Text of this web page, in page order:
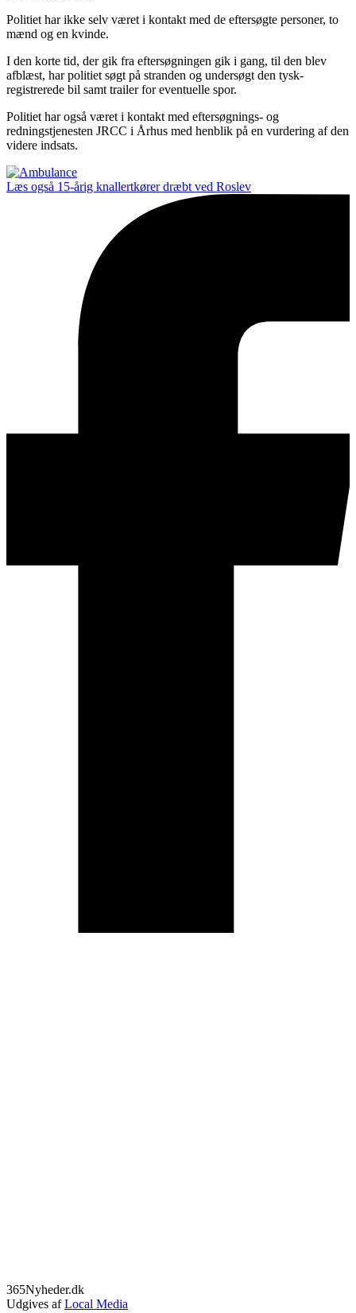
Politiet har ikke selv været i kontakt med de eftersøgte personer, to
mænd og en kvinde.
I den korte tid, der gik fra eftersøgningen gik i gang, til den blev
afblæst, har politiet søgt på stranden og undersøgt den tysk-
registrerede bil samt trailer for eventuelle spor.
Politiet har også været i kontakt med eftersøgnings- og
redningstjenesten JRCC i Århus med henblik på en vurdering af den
videre indsats.
Læs også 15-årig knallertkører dræbt ved Roslev
365Nyheder.dk
Udgives afLocal Media